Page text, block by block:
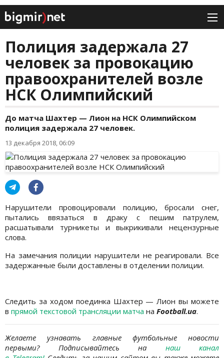
Полиция задержала 27
человек за провокацию
правоохранителей возле
НСК Олимпийский
До матча Шахтер — Лион на НСК Олимпийском
полиция задержала 27 человек.
13 декабря 2018, 06:09
Нарушители провоцировали полицию, бросали снег,
пытались ввязаться в драку с пешим патрулем,
расшатывали турникеты и выкрикивали нецензурные
слова.
На замечания полиции нарушители не реагировали. Все
задержанные были доставлены в отделении полиции.
Следить за ходом поединка Шахтер — Лион вы можете
в прямой текстовой трансляции матча на Football.ua.
Желаете узнавать главные футбольные новости
первыми? Подписывайтесь на наш канал